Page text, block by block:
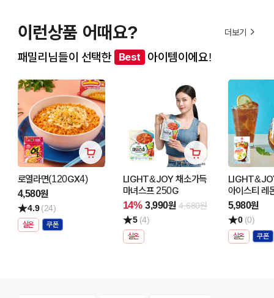
이런상품 어때요? 더보기
패밀리님들이 선택한 Best 아이템이에요!
로열라면(120GX4)
4,580원
4.9 (24)
실온
LIGHT&JOY 채소가득
마녀스프 250G
14% 3,990원 4,680원
5 (4)
실온
아이스티 레
240G
5,980원
0 (0)
실온